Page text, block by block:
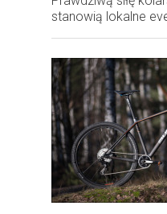
stanowią lokalne